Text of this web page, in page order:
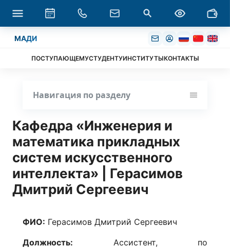
МАДИ
ПОСТУПАЮЩЕМУСТУДЕНТУИНСТИТУТЫКОНТАКТЫ
Кафедра «Инженерия и
математика прикладных
систем искусственного
интеллекта» | Герасимов
Дмитрий Сергеевич
ФИО: Герасимов Дмитрий Сергеевич
Должность: Ассистент, по
Навигация по разделу